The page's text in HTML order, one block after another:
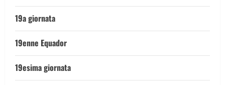
19a giornata
19enne Equador
19esima giornata